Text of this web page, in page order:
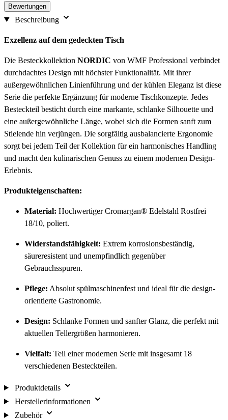
Bewertungen
Beschreibung
Exzellenz auf dem gedeckten Tisch
Die Besteckkollektion NORDIC von WMF Professional verbindet
durchdachtes Design mit höchster Funktionalität. Mit ihrer
außergewöhnlichen Linienführung und der kühlen Eleganz ist diese
Serie die perfekte Ergänzung für moderne Tischkonzepte. Jedes
Besteckteil besticht durch eine markante, schlanke Silhouette und
eine außergewöhnliche Länge, wobei sich die Formen sanft zum
Stielende hin verjüngen. Die sorgfältig ausbalancierte Ergonomie
sorgt bei jedem Teil der Kollektion für ein harmonisches Handling
und macht den kulinarischen Genuss zu einem modernen Design-
Erlebnis.
Produkteigenschaften:
Material: Hochwertiger Cromargan® Edelstahl Rostfrei
18/10, poliert.
Widerstandsfähigkeit: Extrem korrosionsbeständig,
säureresistent und unempfindlich gegenüber
Gebrauchsspuren.
Pflege: Absolut spülmaschinenfest und ideal für die design-
orientierte Gastronomie.
Design: Schlanke Formen und sanfter Glanz, die perfekt mit
aktuellen Tellergrößen harmonieren.
Vielfalt: Teil einer modernen Serie mit insgesamt 18
verschiedenen Besteckteilen.
Produktdetails
Herstellerinformationen
Zubehör